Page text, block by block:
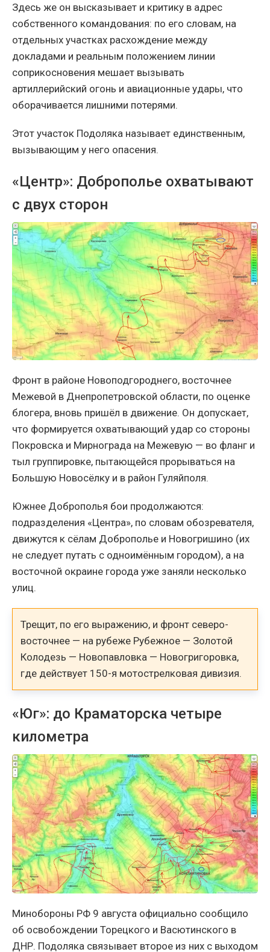
Здесь же он высказывает и критику в адрес
собственного командования: по его словам, на
отдельных участках расхождение между
докладами и реальным положением линии
соприкосновения мешает вызывать
артиллерийский огонь и авиационные удары, что
оборачивается лишними потерями.
Этот участок Подоляка называет единственным,
вызывающим у него опасения.
«Центр»: Доброполье охватывают
с двух сторон
Фронт в районе Новоподгороднего, восточнее
Межевой в Днепропетровской области, по оценке
блогера, вновь пришёл в движение. Он допускает,
что формируется охватывающий удар со стороны
Покровска и Мирнограда на Межевую — во фланг и
тыл группировке, пытающейся прорываться на
Большую Новосёлку и в район Гуляйполя.
Южнее Доброполья бои продолжаются:
подразделения «Центра», по словам обозревателя,
движутся к сёлам Доброполье и Новогришино (их
не следует путать с одноимённым городом), а на
восточной окраине города уже заняли несколько
улиц.
Трещит, по его выражению, и фронт северо-
восточнее — на рубеже Рубежное — Золотой
Колодезь — Новопавловка — Новогригоровка,
где действует 150-я мотострелковая дивизия.
«Юг»: до Краматорска четыре
километра
Минобороны РФ 9 августа официально сообщило
об освобождении Торецкого и Васютинского в
ДНР. Подоляка связывает второе из них с выходом